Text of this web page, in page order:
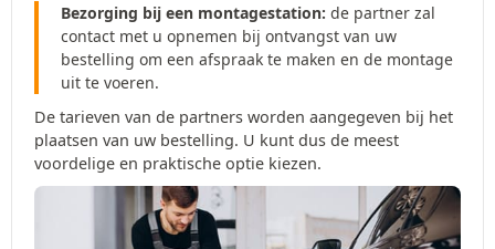
Bezorging bij een montagestation: de partner zal
contact met u opnemen bij ontvangst van uw
bestelling om een afspraak te maken en de montage
uit te voeren.
De tarieven van de partners worden aangegeven bij het
plaatsen van uw bestelling. U kunt dus de meest
voordelige en praktische optie kiezen.